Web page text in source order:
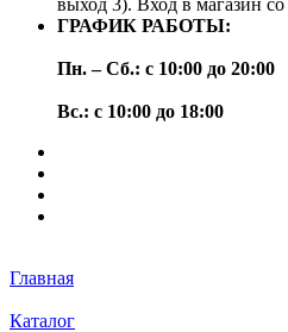
выход 3). Вход в магазин
ГРАФИК РАБОТЫ:
Пн. – Сб.: с 10:00 до 20:00
Вс.: с 10:00 до 18:00
Главная
Каталог